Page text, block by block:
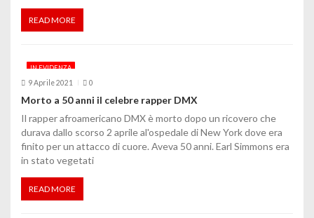
t
i
c
o
l
i
READ MORE
IN EVIDENZA
9 Aprile 2021 0
Morto a 50 anni il celebre rapper DMX
Il rapper afroamericano DMX è morto dopo un ricovero che
durava dallo scorso 2 aprile al'ospedale di New York dove era
finito per un attacco di cuore. Aveva 50 anni. Earl Simmons era
in stato vegetati
READ MORE